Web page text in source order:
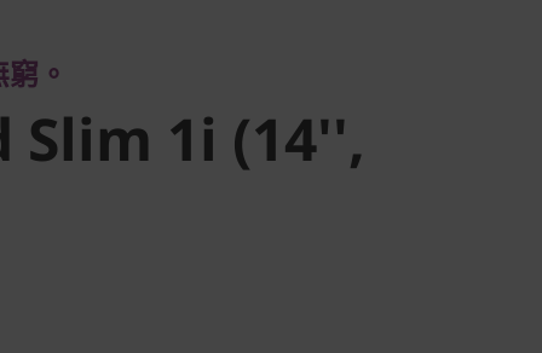
1i
7)
。
Slim 1i (14'',